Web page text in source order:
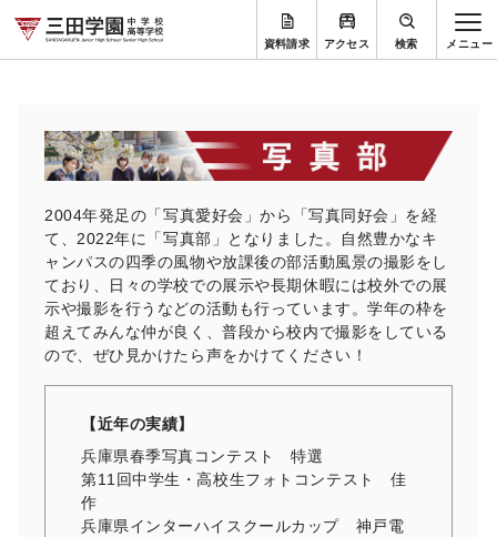
資料請求 アクセス 検索
2004年発足の「写真愛好会」から「写真同好会」を経
て、2022年に「写真部」となりました。
自然豊かなキ
ャンパスの四季の風物や放課後の部活動風景の撮影を し
ており、
日々の学校での展示や長期休暇には校外での展
示や撮影を行うなどの活動も行っています。学年の枠を
超えてみんな仲が良く、普段から校内で撮影をしている
ので、 ぜひ見かけたら声をかけてください！
【近年の実績】
兵庫県春季写真コンテスト 特選
第11回中学生・高校生フォトコンテスト 佳
作
兵庫県インターハイスクールカップ 神戸電